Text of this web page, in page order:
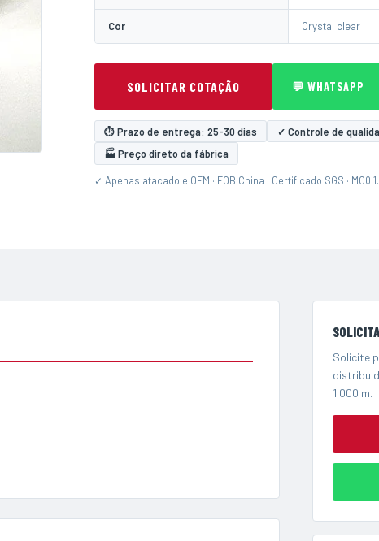
Cor Crystal clear
SOLICITAR COTAÇÃO 💬 WHATSAPP
⏱ Prazo de entrega: 25-30 dias ✓ Controle de
🏭 Preço direto da fábrica
✓ Apenas atacado e OEM · FOB China · Certificado SGS · MOQ
Solicite
1.000 m.